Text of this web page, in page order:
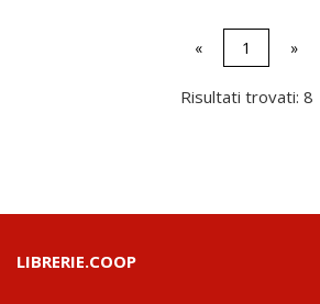
« 1 »
Risultati trovati: 8
LIBRERIE.COOP